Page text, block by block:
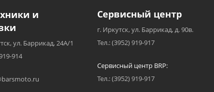
и
ул. Баррикад, 24А/1
914
Сервисный центр
г. Иркутск, ул. Баррикад, д. 90в.
Тел.: (3952) 919-917
Сервисный центр BRP:
Тел.: (3952) 919-917